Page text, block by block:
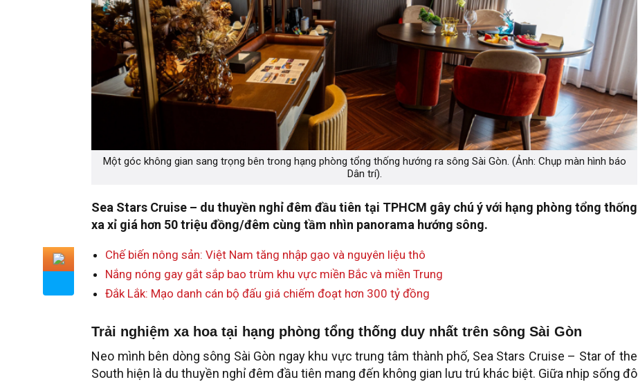
Một góc không gian sang trọng bên trong hạng phòng tổng thống hướng ra sông Sài Gòn. (Ảnh: Chụp màn hình báo
Dân trí).
Sea Stars Cruise – du thuyền nghỉ đêm đầu tiên tại TPHCM gây chú ý với hạng phòng tổng thống
xa xỉ giá hơn 50 triệu đồng/đêm cùng tầm nhìn panorama hướng sông.
Chế biến nông sản: Việt Nam tăng nhập gạo và nguyên liệu thô
Nắng nóng gay gắt sắp bao trùm khu vực miền Bắc và miền Trung
Đắk Lắk: Mạo danh cán bộ đấu giá chiếm đoạt hơn 300 tỷ đồng
Trải nghiệm xa hoa tại hạng phòng tổng thống duy nhất trên sông Sài Gòn
Neo mình bên dòng sông Sài Gòn ngay khu vực trung tâm thành phố, Sea Stars Cruise – Star of the
South hiện là du thuyền nghỉ đêm đầu tiên mang đến không gian lưu trú khác biệt. Giữa nhịp sống đô